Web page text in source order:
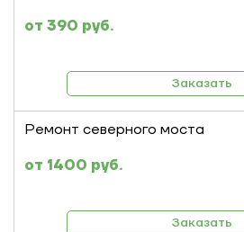
390 руб.
Заказать
Ремонт северного моста
1400 руб.
Заказать